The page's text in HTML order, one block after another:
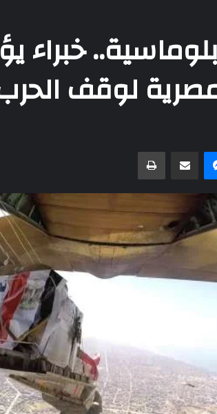
خبراء
لوقف
ماسنجر مشاركة عبر البريد طباعة